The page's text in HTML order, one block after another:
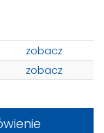
zobacz
zobacz